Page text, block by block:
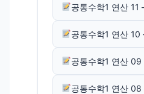
공통수학1 연산
공통수학1 연산
공통수학1 연산
공통수학1 연산